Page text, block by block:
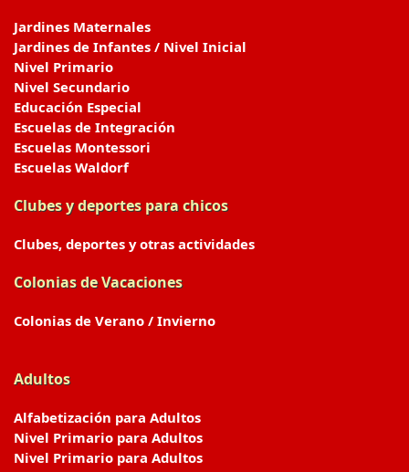
Jardines Maternales
Jardines de Infantes / Nivel Inicial
Nivel Primario
Nivel Secundario
Educación Especial
Escuelas de Integración
Escuelas Montessori
Escuelas Waldorf
Clubes y deportes para chicos
Clubes, deportes y otras actividades
Colonias de Vacaciones
Colonias de Verano / Invierno
Adultos
Alfabetización para Adultos
Nivel Primario para Adultos
Nivel Primario para Adultos